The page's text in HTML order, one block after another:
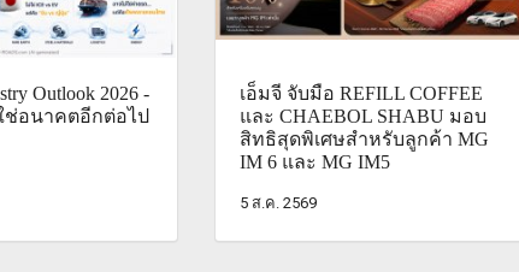
Outlook 2026 -
ช่อนาคตอีกต่อไป
เอ็มจี จับมือ REFILL COFFEE
และ CHAEBOL SHABU มอบ
สิทธิสุดพิเศษสำหรับลูกค้า MG
IM 6 และ MG IM5
5 ส.ค. 2569